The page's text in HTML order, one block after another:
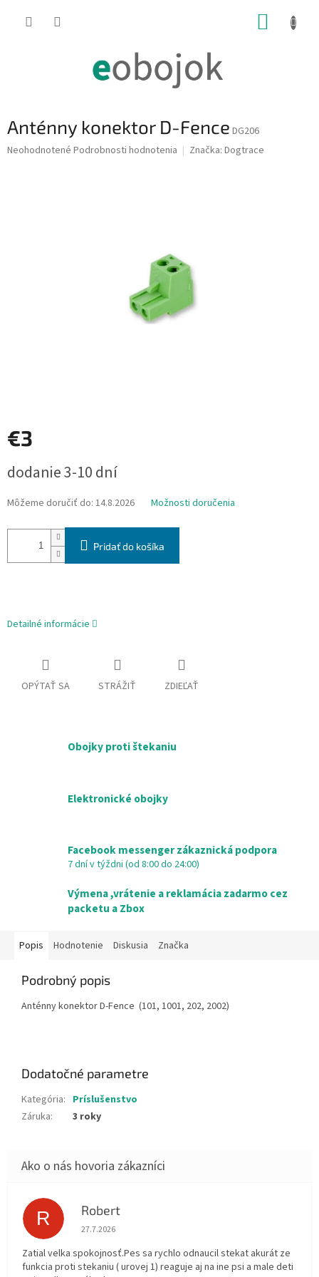
Anténny konektor D-Fence DG206
Priemerné
Neohodnotené Podrobnosti hodnotenia Značka: Dogtrace
€3
cena:
dodanie 3-10 dní
Môžeme doručiť do: 14.8.2026 Možnosti doručenia
Pridať do košíka
Detailné informácie
OPÝTAŤ SA STRÁŽIŤ ZDIEĽAŤ
Obojky proti štekaniu
Elektronické obojky
Facebook messenger zákaznická podpora
7 dní v týždni (od 8:00 do 24:00)
Výmena ,vrátenie a reklamácia zadarmo cez
packetu a Zbox
Popis Hodnotenie Diskusia Značka
Podrobný popis
Anténny konektor D-Fence (101, 1001, 202, 2002)
Dodatočné parametre
Kategória: Príslušenstvo
Záruka: 3 roky
R Robert
Hodnotenie obchodu je 5 z 5 hviezdičiek.
27.7.2026
Zatial velka spokojnosť.Pes sa rychlo odnaucil stekat akurát ze
funkcia proti stekaniu ( urovej 1) reaguje aj na ine psi a male deti